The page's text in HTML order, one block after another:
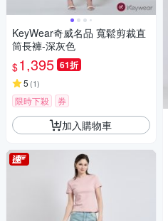
KeyWear奇威名品 寬鬆剪裁直
筒長褲-深灰色
$1,395 61折
5 (1)
限時下殺 券
加入購物車